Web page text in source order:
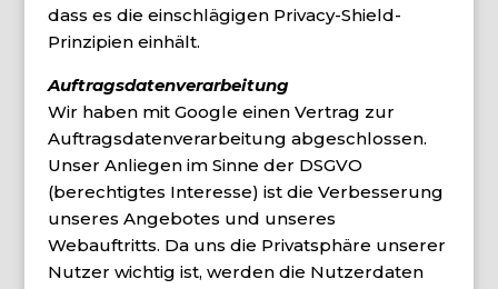
dass es die einschlägigen Privacy-Shield-
Prinzipien einhält.
Auftragsdatenverarbeitung
Wir haben mit Google einen Vertrag zur
Auftragsdatenverarbeitung abgeschlossen.
Unser Anliegen im Sinne der DSGVO
(berechtigtes Interesse) ist die Verbesserung
unseres Angebotes und unseres
Webauftritts. Da uns die Privatsphäre unserer
Nutzer wichtig ist, werden die Nutzerdaten